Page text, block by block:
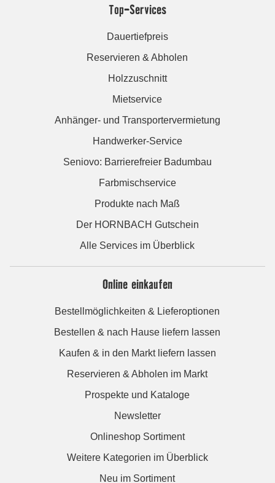
Top-Services
Dauertiefpreis
Reservieren & Abholen
Holzzuschnitt
Mietservice
Anhänger- und Transportervermietung
Handwerker-Service
Seniovo: Barrierefreier Badumbau
Farbmischservice
Produkte nach Maß
Der HORNBACH Gutschein
Alle Services im Überblick
Online einkaufen
Bestellmöglichkeiten & Lieferoptionen
Bestellen & nach Hause liefern lassen
Kaufen & in den Markt liefern lassen
Reservieren & Abholen im Markt
Prospekte und Kataloge
Newsletter
Onlineshop Sortiment
Weitere Kategorien im Überblick
Neu im Sortiment